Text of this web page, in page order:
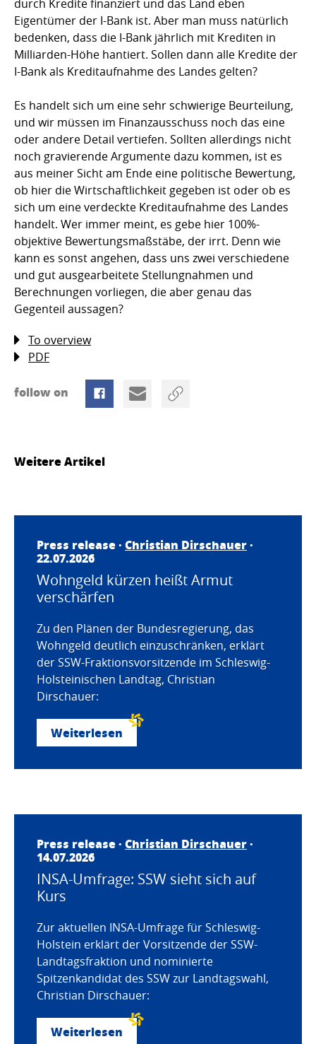
durch Kredite finanziert und das Land eben
Eigentümer der I-Bank ist. Aber man muss natürlich
bedenken, dass die I-Bank jährlich mit Krediten in
Milliarden-Höhe hantiert. Sollen dann alle Kredite der
I-Bank als Kreditaufnahme des Landes gelten?
Es handelt sich um eine sehr schwierige Beurteilung,
und wir müssen im Finanzausschuss noch das eine
oder andere Detail vertiefen. Sollten allerdings nicht
noch gravierende Argumente dazu kommen, ist es
aus meiner Sicht am Ende eine politische Bewertung,
ob hier die Wirtschaftlichkeit gegeben ist oder ob es
sich um eine verdeckte Kreditaufnahme des Landes
handelt. Wer immer meint, es gebe hier 100%-
objektive Bewertungsmaßstäbe, der irrt. Denn wie
kann es sonst angehen, dass uns zwei verschiedene
und gut ausgearbeitete Stellungnahmen und
Berechnungen vorliegen, die aber genau das
Gegenteil aussagen?
To overview
PDF
follow on
Weitere Artikel
Press release · Christian Dirschauer·
22.07.2026
Wohngeld kürzen heißt Armut
verschärfen
Zu den Plänen der Bundesregierung, das
Wohngeld deutlich einzuschränken, erklärt
der SSW-Fraktionsvorsitzende im Schleswig-
Holsteinischen Landtag, Christian
Dirschauer:
Weiterlesen
Press release · Christian Dirschauer·
14.07.2026
INSA-Umfrage: SSW sieht sich auf
Kurs
Zur aktuellen INSA-Umfrage für Schleswig-
Holstein erklärt der Vorsitzende der SSW-
Landtagsfraktion und nominierte
Spitzenkandidat des SSW zur Landtagswahl,
Christian Dirschauer:
Weiterlesen